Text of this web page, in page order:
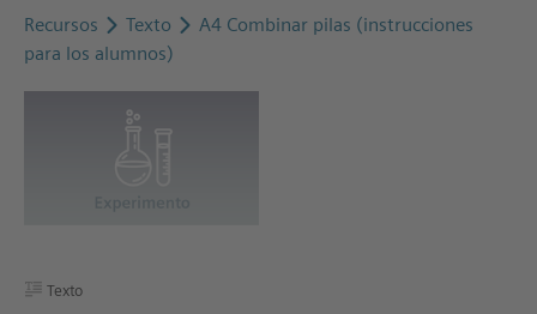
Recursos Texto
A4 Combinar pilas (instrucciones
para los alumnos)
Texto